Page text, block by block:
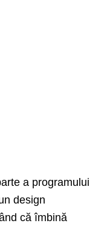
a programului
design
că îmbină